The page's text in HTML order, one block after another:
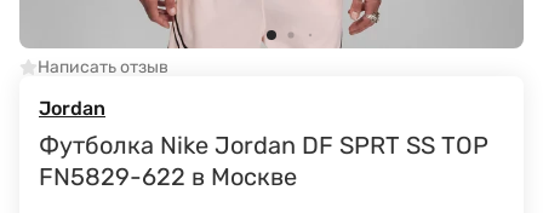
Написать отзыв
Jordan
Футболка Nike Jordan DF SPRT SS TOP
FN5829-622 в Москве